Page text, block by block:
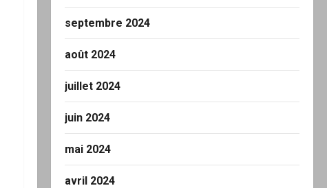
septembre 2024
août 2024
juillet 2024
juin 2024
mai 2024
avril 2024